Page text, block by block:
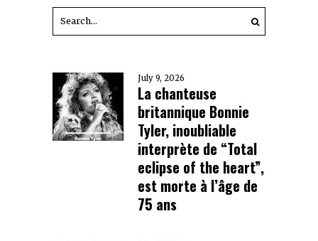
July 9, 2026
La chanteuse
britannique Bonnie
Tyler, inoubliable
interprète de “Total
eclipse of the heart”,
est morte à l’âge de
75 ans